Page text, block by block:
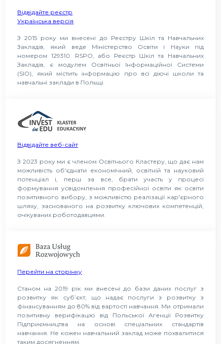
Відвідайте реєстр
Українська версія
З 2015 року ми внесені до Реєстру Шкіл та Навчальних
Закладів, який веде Міністерство Освіти і Науки під
номером 129310. RSPO, або Реєстр Шкіл та Навчальних
Закладів, є модулем Освітньої Інформаційної Системи
(SIO), який містить інформацію про всі діючі школи та
навчальні заклади в Польщі.
Відвідайте веб-сайт
З 2023 року ми є членом Освітнього Кластеру, що дає нам
можливість об'єднати економічний, освітній та науковий
потенціал і, перш за все, брати участь у процесі
формування усвідомлення професійної освіти як освіти
позитивного вибору, з можливістю реалізації кар'єрного
шляху, заснованого на розвитку ключових компетенцій,
очікуваних роботодавцями.
Перейти на сторінку
Станом на 2019 рік ми внесені до бази даних послуг з
розвитку як суб’єкт, що надає послуги з розвитку з
фінансуванням до 80% від вартості навчання. Ми отримали
позитивну верифікацію від Польської Агенції Розвитку
Підприємництва на основі спеціальних стандартів
навчання. Не кожен навчальний заклад може похвалитися
таким досягненням.